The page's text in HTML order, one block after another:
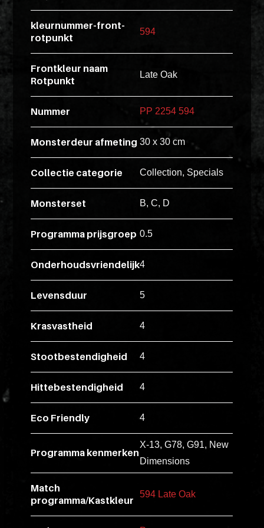
kleurnummer-front-
rotpunkt
594
Frontkleur naam
Rotpunkt
Late Oak
Nummer PP 2254 594
Monsterdeur afmeting 30 x 30 cm
Collectie categorie Collection, Specials
Monsterset B, C, D
Programma prijsgroep 0.5
Onderhoudsvriendelijk4
Levensduur 5
Krasvastheid 4
Stootbestendigheid 4
Hittebestendigheid 4
Eco Friendly 4
Programma kenmerken
X-13, G78, G91, New
Dimensions
Match
programma/Kastkleur
594 Late Oak
elit.
cum
vero
dolore
tenetur
quidem
ipsum
delectus